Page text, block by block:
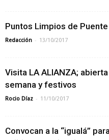
Puntos Limpios de Puente
Redacción - 13/10/2017
Visita LA ALIANZA;
semana y festivos
Rocio Díaz - 11/10/2017
Convocan a la “igualá”